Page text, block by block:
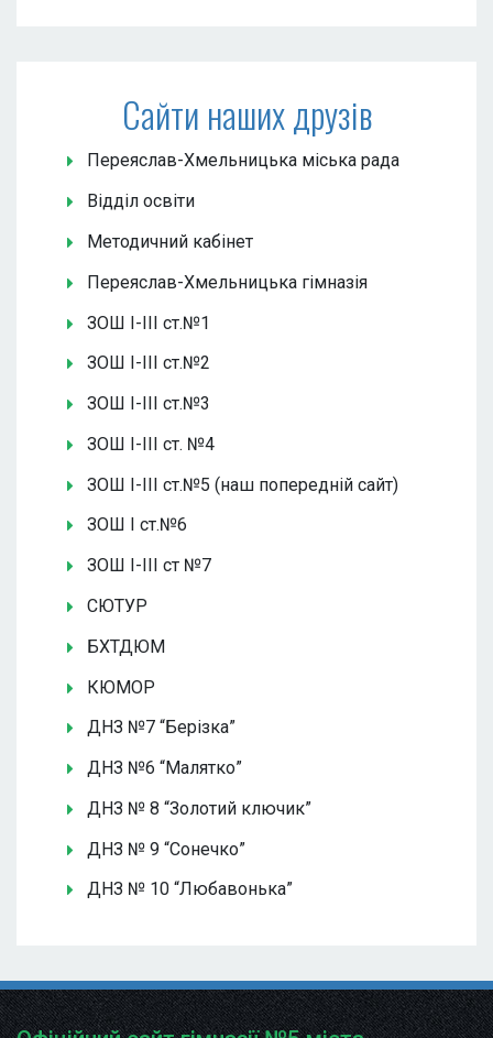
Сайти наших друзів
Переяслав-Хмельницька міська рада
Відділ освіти
Методичний кабінет
Переяслав-Хмельницька гімназія
ЗОШ І-ІІІ ст.№1
ЗОШ І-ІІІ ст.№2
ЗОШ І-ІІІ ст.№3
ЗОШ І-ІІІ ст. №4
ЗОШ І-ІІІ ст.№5 (наш попередній сайт)
ЗОШ І ст.№6
ЗОШ І-ІІІ ст №7
СЮТУР
БХТДЮМ
КЮМОР
ДНЗ №7 “Берізка”
ДНЗ №6 “Малятко”
ДНЗ № 8 “Золотий ключик”
ДНЗ № 9 “Сонечко”
ДНЗ № 10 “Любавонька”